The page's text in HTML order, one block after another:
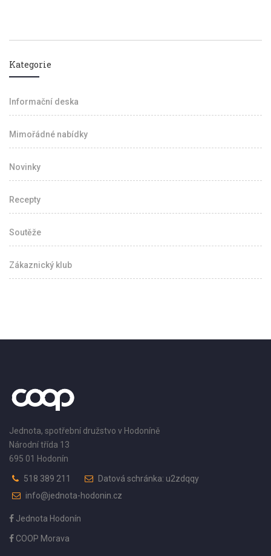
Kategorie
Informační deska
Mimořádné nabídky
Novinky
Recepty
Soutěže
Zákaznický klub
Jednota, spotřební družstvo v Hodoníně
Národní třída 13
695 01 Hodonín
518 389 211
Datová schránka: u2zdqqy
info@jednota-hodonin.cz
Jednota Hodonín
COOP Morava